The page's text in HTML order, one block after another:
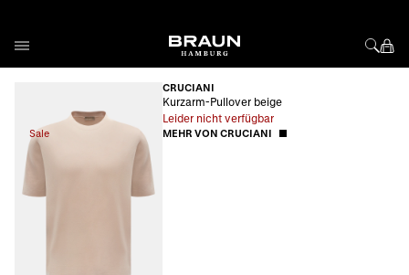
Sale
CRUCIANI
Kurzarm-Pullover beige
Leider nicht verfügbar
MEHR VON CRUCIANI